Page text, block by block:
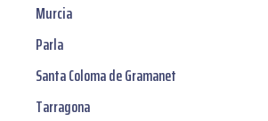
Murcia
Parla
Santa Coloma de Gramanet
Tarragona